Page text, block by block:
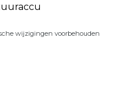
wijzigingen voorbehouden